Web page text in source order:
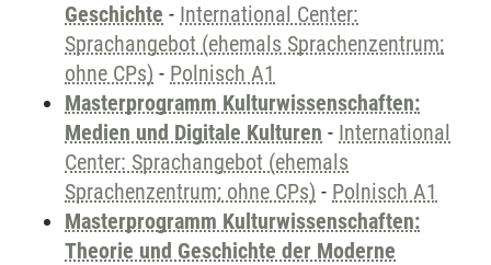
Geschichte - International Center:
Sprachangebot (ehemals Sprachenzentrum;
ohne CPs) - Polnisch A1
Masterprogramm Kulturwissenschaften:
Medien und Digitale Kulturen - International
Center: Sprachangebot (ehemals
Sprachenzentrum; ohne CPs) - Polnisch A1
Masterprogramm Kulturwissenschaften:
Theorie und Geschichte der Moderne